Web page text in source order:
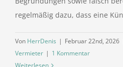
regelmäßig dazu, dass eine
Von HerrDenis | Februar 22nd, 2026
Vermieter | 1 Kommentar